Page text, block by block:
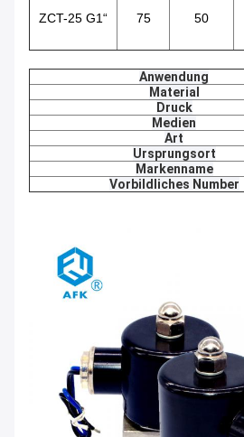
ZCT-25 G1“ 75 50
Anwendung
Material
Druck
Medien
Art
Ursprungsort
Markenname
Vorbildliches Number